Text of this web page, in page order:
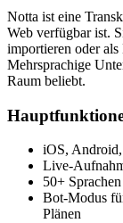
Notta ist eine
Web verfügbar ist.
importieren oder
Mehrsprachige
Raum beliebt.
iOS,
Live-
50+
Bot-Modus
Plänen